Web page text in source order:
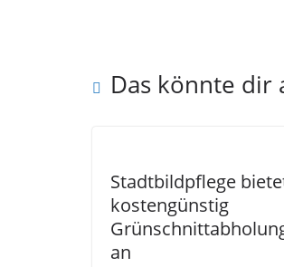
Das könnte dir
Stadtbildpflege
kostengünstig
an